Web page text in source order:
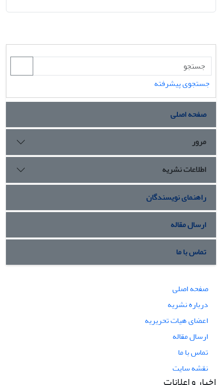
جستجوی پیشرفته
صفحه اصلی
مرور
اطلاعات نشریه
راهنمای نویسندگان
ارسال مقاله
تماس با ما
صفحه اصلی
درباره نشریه
اعضای هیات تحریریه
ارسال مقاله
تماس با ما
نقشه سایت